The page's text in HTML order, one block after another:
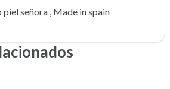
señora , Made in spain